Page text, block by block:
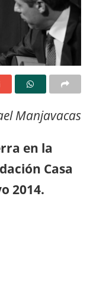
Manjavacas
en la
Casa
2014.